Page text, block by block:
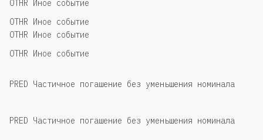
OTHR Иное событие
OTHR Иное событие
OTHR Иное событие
OTHR Иное событие
PRED Частичное погашение без уменьшения номинала
PRED Частичное погашение без уменьшения номинала